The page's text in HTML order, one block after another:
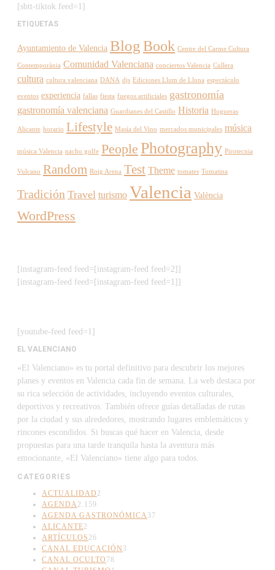
[sbtt-tiktok feed=1]
ETIQUETAS
Ayuntamiento de Valencia BlogBook Centre del Carme Cultura
Contemporània Comunidad Valenciana conciertos Valencia Cullera
cultura cultura valenciana DANA djs Ediciones Llum de Lluna espectáculo
eventos experiencia fallas fiesta fuegos artificiales gastronomía
gastronomía valenciana Guardianes del Castillo Historia Hogueras
Alicante horario Lifestyle Masía del Vino mercados municipales música
música Valencia nacho golfe People Photography Pirotecnia
Vulcano Random Roig Arena Test Theme tomates Tomatina
Tradición Travel turismo Valencia València
WordPress
[instagram-feed feed=[instagram-feed feed=2]]
[instagram-feed feed=[instagram-feed feed=1]]
[youtube-feed feed=1]
EL VALENCIANO
«El Valenciano» es tu portal definitivo para descubrir los mejores
planes y eventos en Valencia cada fin de semana. La web destaca por
su rica selección de actividades, incluyendo eventos culturales,
deportivos y recreativos. También ofrece guías detalladas de rutas
por la ciudad y sus alrededores, mostrando lugares emblemáticos y
rincones escondidos. Si buscas qué hacer en Valencia, desde
propuestas para una tarde tranquila hasta la aventura más
emocionante, «El Valenciano» tiene algo para todos.
CATEGORIES
ACTUALIDAD 2
AGENDA2.159
AGENDA GASTRONÓMICA37
ALICANTE2
ARTÍCULOS 26
CANAL EDUCACIÓN 3
CANAL OCULTO 78